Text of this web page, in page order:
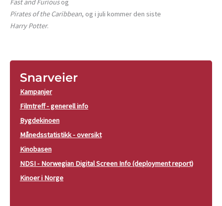
Fast and Furiousog
Pirates of the Caribbean, og i juli kommer den siste
Harry Potter.
Snarveier
Kampanjer
Filmtreff - generell info
Bygdekinoen
Månedsstatistikk - oversikt
Kinobasen
NDSI - Norwegian Digital Screen Info (deployment report)
Kinoer i Norge